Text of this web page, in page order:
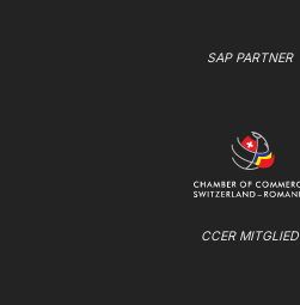
SAP PARTNER
CCER MITGLIED